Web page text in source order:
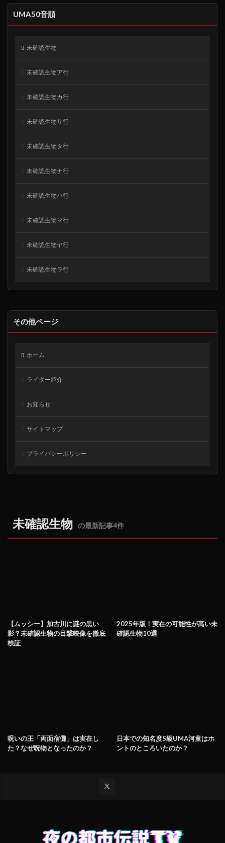
UMA50音順
未確認生物
未確認生物ア行
未確認生物カ行
未確認生物サ行
未確認生物タ行
未確認生物ナ行
未確認生物ハ行
未確認生物マ行
未確認生物ヤ行
未確認生物ラ行
その他ページ
ホーム
ライター紹介
お知らせ
サイトマップ
プライバシーポリシー
未確認生物 の最新記事4件
【ムッシー】加古川に謎の黒い
影？未確認生物の目撃映像を徹底
検証
2025年版！実在の可能性が高い未
確認生物10選
呪いの王「両面宿儺」は実在し
た？なぜ呪物となったのか？
日本での知名度S級UMA河童はホ
ントのところいたのか？